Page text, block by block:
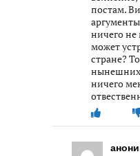
постам.
ничего не
может
стране?
нынешних
ничего